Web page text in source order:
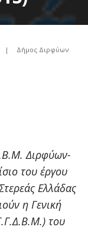
|
Δήμος Διρφύων
Διρφύων-
του έργου
Ελλάδας
η Γενική
του